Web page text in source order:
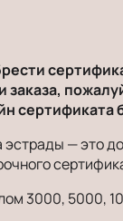
сертификата
— это
3000, 5000,